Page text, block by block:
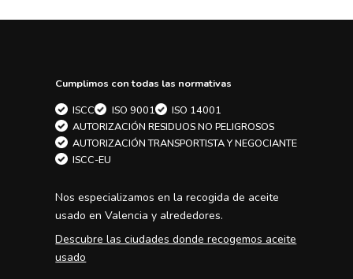
Cumplimos con todas las normativas
ISCC
ISO 9001
ISO 14001
AUTORIZACIÓN RESIDUOS NO PELIGROSOS
AUTORIZACIÓN TRANSPORTISTA Y NEGOCIANTE
ISCC-EU
Nos especializamos en larecogida de aceite
usado en Valencia y alrededores.
Descubre las ciudades donde recogemos aceite
usado